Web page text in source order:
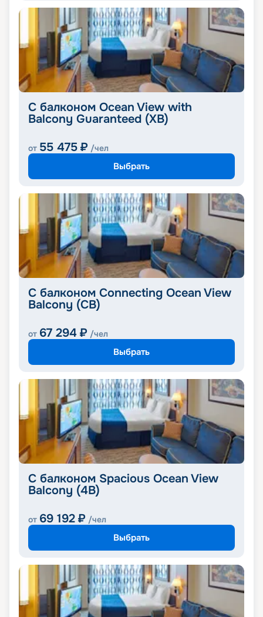
С балконом Ocean View with
Balcony Guaranteed (XB)
от 55 475 ₽ /чел
Выбрать
С балконом Connecting Ocean View
Balcony (CB)
от 67 294 ₽ /чел
Выбрать
С балконом Spacious Ocean View
Balcony (4B)
от 69 192 ₽ /чел
Выбрать